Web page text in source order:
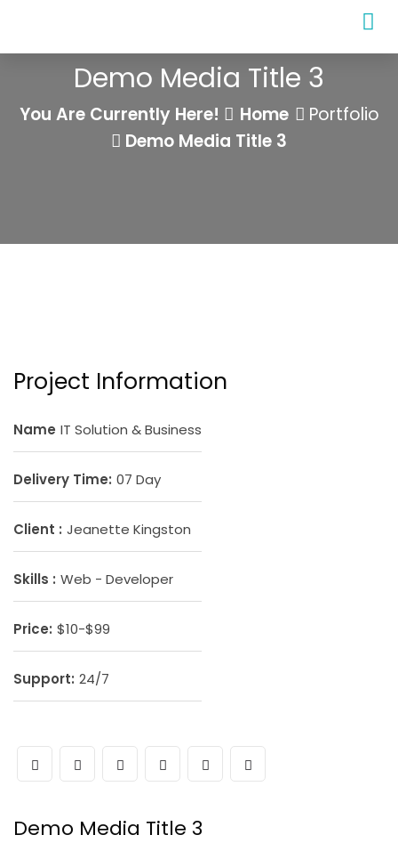
Demo Media Title 3
You Are Currently Here! Home
Portfolio
Demo Media Title 3
Project Information
Name IT Solution & Business
Delivery Time: 07 Day
Client : Jeanette Kingston
Skills : Web - Developer
Price: $10-$99
Support: 24/7
Demo Media Title 3